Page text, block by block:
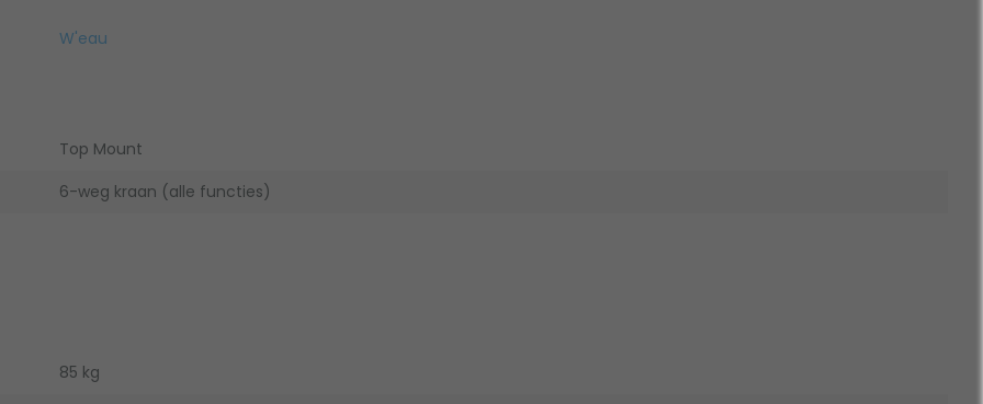
W'eau
Top Mount
6-weg kraan (alle functies)
85 kg